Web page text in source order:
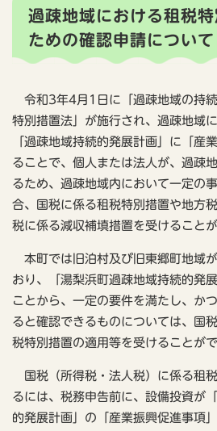
過疎地域における租税
ための確認申請について
令和3年4月1日に「過疎地域の持
特別措置法」が施行され、過疎地域
「過疎地域持続的発展計画」に「産
ることで、個人または法人が、過疎
るため、過疎地域内において一定の
合、国税に係る租税特別措置や地方
税に係る減収補填措置を受けること
本町では旧泊村及び旧東郷町地域
おり、「湯梨浜町過疎地域持続的発
ことから、一定の要件を満たし、か
ると確認できるものについては、国
税特別措置の適用等を受けることがで
国税（所得税・法人税）に係る租
るには、税務申告前に、設備投資が
的発展計画」の「産業振興促進事項